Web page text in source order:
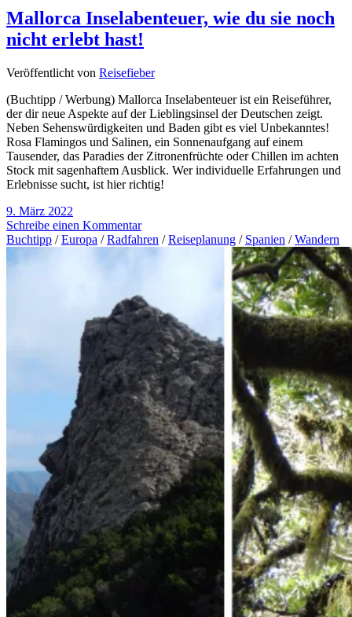
Mallorca Inselabenteuer, wie du sie noch
nicht erlebt hast!
Veröffentlicht von Reisefieber
(Buchtipp / Werbung) Mallorca Inselabenteuer ist ein Reiseführer,
der dir neue Aspekte auf der Lieblingsinsel der Deutschen zeigt.
Neben Sehenswürdigkeiten und Baden gibt es viel Unbekanntes!
Rosa Flamingos und Salinen, ein Sonnenaufgang auf einem
Tausender, das Paradies der Zitronenfrüchte oder Chillen im achten
Stock mit sagenhaftem Ausblick. Wer individuelle Erfahrungen und
Erlebnisse sucht, ist hier richtig!
9. März 2022
Schreibe einen Kommentar
Buchtipp /Europa /Radfahren /Reiseplanung / Spanien /Wandern